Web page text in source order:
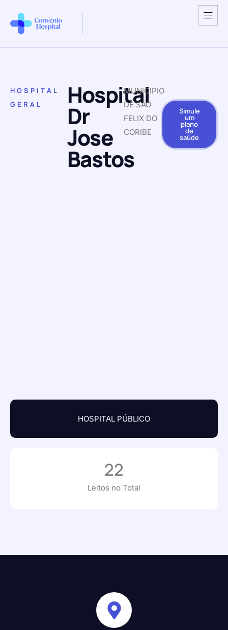
HOSPITAL
GERAL
Hospital
Dr
Jose
Bastos
MUNICIPIO
DE SAO
FELIX DO
CORIBE
Simule
um
plano
de
saúde
HOSPITAL PÚBLICO
Leitos no Total
22